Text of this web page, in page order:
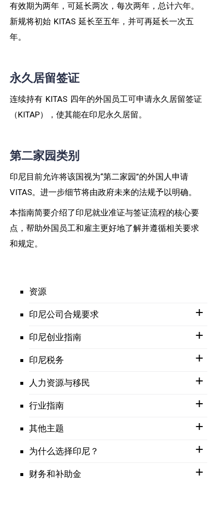
有效期为两年，可延长两次，每次两年，总计六年。
新规将初始 KITAS 延长至五年，并可再延长一次五
年。
永久居留签证
连续持有 KITAS 四年的外国员工可申请永久居留签证
（KITAP），使其能在印尼永久居留。
第二家园类别
印尼目前允许将该国视为“第二家园”的外国人申请
VITAS。进一步细节将由政府未来的法规予以明确。
本指南简要介绍了印尼就业准证与签证流程的核心要
点，帮助外国员工和雇主更好地了解并遵循相关要求
和规定。
资源
印尼公司合规要求
印尼创业指南
印尼税务
人力资源与移民
行业指南
其他主题
为什么选择印尼？
财务和补助金